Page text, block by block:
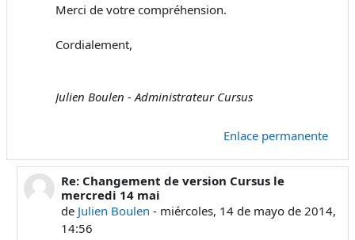
Merci de votre compréhension.
Cordialement,
Julien Boulen - Administrateur Cursus
Enlace permanente
En respuesta a Julien Boulen
Re: Changement de version Cursus le
mercredi 14 mai
de Julien Boulen - miércoles, 14 de mayo de 2014,
14:56